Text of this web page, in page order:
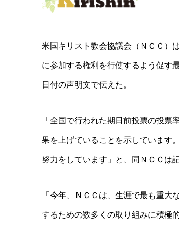
米国キリスト教会協議会（ＮＣＣ）
に参加する権利を行使するよう促す
日付の声明文で伝えた。
「全国で行われた期日前投票の投票
果を上げているこ とを示しています
努力をしています」と、 同ＮＣＣは
「今年、ＮＣＣは、生涯で最も重大
するための数多く の取り組みに積極